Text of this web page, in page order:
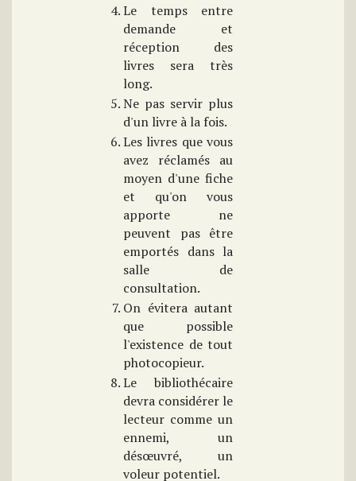
Le temps entre
demande et
réception des
livres sera très
long.
Ne pas servir plus
d'un livre à la fois.
Les livres que vous
avez réclamés au
moyen d'une fiche
et qu'on vous
apporte ne
peuvent pas être
emportés dans la
salle de
consultation.
On évitera autant
que possible
l'existence de tout
photocopieur.
Le bibliothécaire
devra considérer le
lecteur comme un
ennemi, un
désœuvré, un
voleur potentiel.